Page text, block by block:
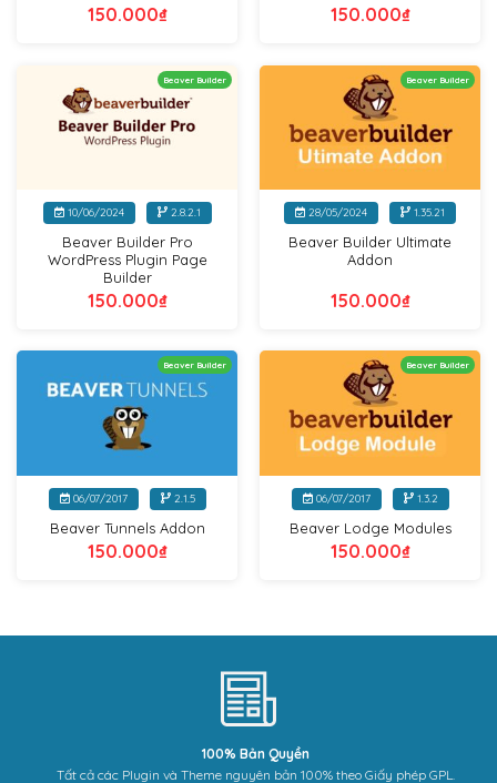
150.000₫ 150.000₫
Beaver Builder
10/06/2024 2.8.2.1
Beaver Builder Pro
WordPress Plugin Page
Builder
150.000₫
Beaver Builder
28/05/2024 1.35.21
Beaver Builder Ultimate
Addon
150.000₫
Beaver Builder
06/07/2017 2.1.5
Beaver Tunnels Addon
150.000₫
Beaver Builder
06/07/2017 1.3.2
Beaver Lodge Modules
150.000₫
100% Bản Quyền
Tất cả các Plugin và Theme nguyên bản 100% theo Giấy phép GPL.